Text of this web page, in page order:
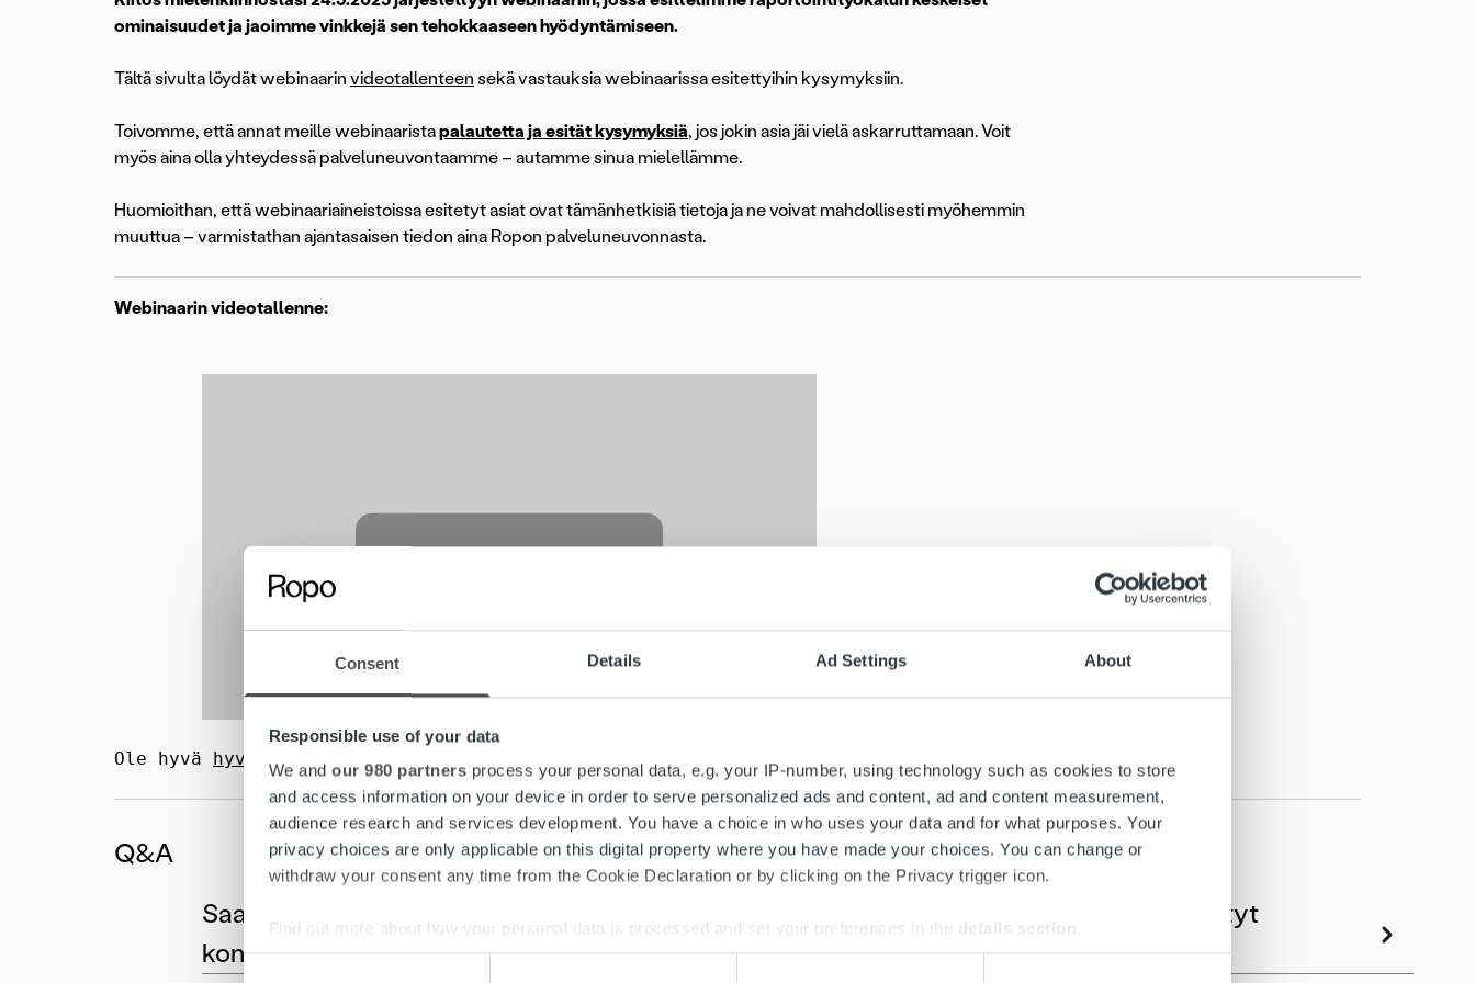
Consent Details Ad Settings About
Responsible use of your data
We and our 980 partners process your personal data, e.g. your IP-number, using technology such as cookies to store
and access information on your device in order to serve personalized ads and content, ad and content measurement,
audience research and services development. You have a choice in who uses your data and for what purposes. Your
privacy choices are only applicable on this digital property where you have made your choices. You can change or
withdraw your consent any time from the Cookie Declaration or by clicking on the Privacy trigger icon.
Find out more about how your personal data is processed and set your preferences in the details section
Consent
ominaisuudet ja jaoimme vinkkejä sen tehokkaaseen hyödyntämiseen.
Tältä sivulta löydät webinaarin videotallenteen sekä vastauksia webinaarissa esitettyihin kysymyksiin.
Toivomme, että annat meille webinaaristapalautetta ja esität kysymyksiä, jos jokin asia jäi vielä askarruttamaan. Voit
myös aina olla yhteydessä palveluneuvontaamme – autamme sinua mielellämme.
Huomioithan, että webinaariaineistoissa esitetyt asiat ovat tämänhetkisiä tietoja ja ne voivat mahdollisesti myöhemmin
muuttua – varmistathan ajantasaisen tiedon aina Ropon palveluneuvonnasta.
Webinaarin videotallenne:
⋯
Ole hyvä hyväksy markkinointievästeet nähdäksesi tämän YouTube sisällön.
Q&A
Saako raportointityökalusta sellaisen raportin, jossa näkyisi vain luottotappioihin merkityt
konkurssitapaukset?